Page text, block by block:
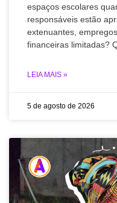
espaços escolares
responsáveis estão
extenuantes,
financeiras limitadas?
LEIA MAIS »
5 de agosto de 2026